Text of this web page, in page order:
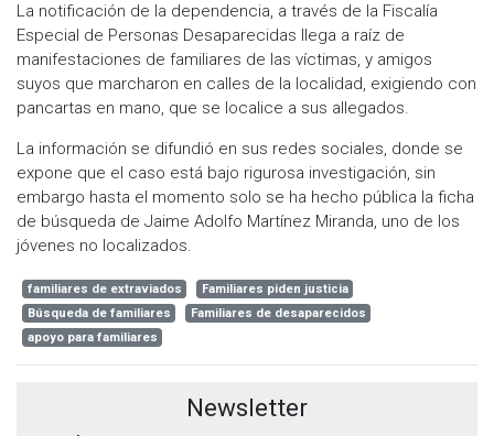
La notificación de la dependencia, a través de la Fiscalía
Especial de Personas Desaparecidas llega a raíz de
manifestaciones de familiares de las víctimas, y amigos
suyos que marcharon en calles de la localidad, exigiendo con
pancartas en mano, que se localice a sus allegados.
La información se difundió en sus redes sociales, donde se
expone que el caso está bajo rigurosa investigación, sin
embargo hasta el momento solo se ha hecho pública la ficha
de búsqueda de Jaime Adolfo Martínez Miranda, uno de los
jóvenes no localizados.
familiares de extraviados
Familiares piden justicia
Búsqueda de familiares
Familiares de desaparecidos
apoyo para familiares
Newsletter